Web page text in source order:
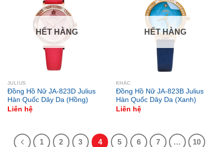
HẾT HÀNG
JULIUS
Đồng Hồ Nữ JA-823D Julius
Hàn Quốc Dây Da (Hồng)
Liên hệ
HẾT HÀNG
KHÁC
Đồng Hồ Nữ JA-823B Julius
Hàn Quốc Dây Da (Xanh)
Liên hệ
1 2 3 4 5 6 7 …
10